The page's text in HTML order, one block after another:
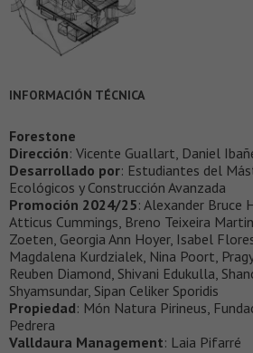
INFORMACIÓN TÉCNICA
Forestone
Dirección: Vicente Guallart, Daniel
Desarrollado por: Estudiantes del
Ecológicos y Construcción Avanzada
Promoción 2024/25: Alexander Bruce
Atticus Cummings, Breno Teixeira
Zoeten, Georgia Ann Hoyer, Isabel
Magdalena Kurdzialek, Nina Poort,
Reuben Diamond, Shivani Edukulla,
Shyamsundar, Sipan Celiker Sporidis
Propiedad: Món Natura Pirineus,
Pedrera
Valldaura Management: Laia Pifarré